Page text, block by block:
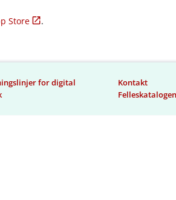
Store .
for digital
Kontakt
Felleskatalogen